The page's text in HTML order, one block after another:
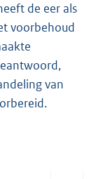
de eer als
voorbehoud
van